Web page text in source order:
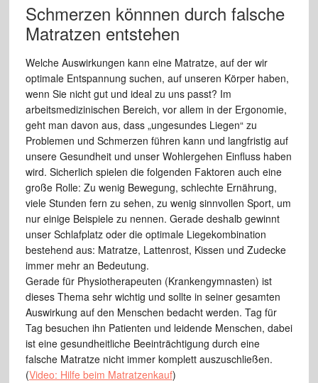
Schmerzen könnnen durch falsche
Matratzen entstehen
Welche Auswirkungen kann eine Matratze, auf der wir
optimale Entspannung suchen, auf unseren Körper haben,
wenn Sie nicht gut und ideal zu uns passt? Im
arbeitsmedizinischen Bereich, vor allem in der Ergonomie,
geht man davon aus, dass „ungesundes Liegen“ zu
Problemen und Schmerzen führen kann und langfristig auf
unsere Gesundheit und unser Wohlergehen Einfluss haben
wird. Sicherlich spielen die folgenden Faktoren auch eine
große Rolle: Zu wenig Bewegung, schlechte Ernährung,
viele Stunden fern zu sehen, zu wenig sinnvollen Sport, um
nur einige Beispiele zu nennen. Gerade deshalb gewinnt
unser Schlafplatz oder die optimale Liegekombination
bestehend aus: Matratze, Lattenrost, Kissen und Zudecke
immer mehr an Bedeutung.
Gerade für Physiotherapeuten (Krankengymnasten) ist
dieses Thema sehr wichtig und sollte in seiner gesamten
Auswirkung auf den Menschen bedacht werden. Tag für
Tag besuchen ihn Patienten und leidende Menschen, dabei
ist eine gesundheitliche Beeinträchtigung durch eine
falsche Matratze nicht immer komplett auszuschließen.
(Video: Hilfe beim Matratzenkauf)